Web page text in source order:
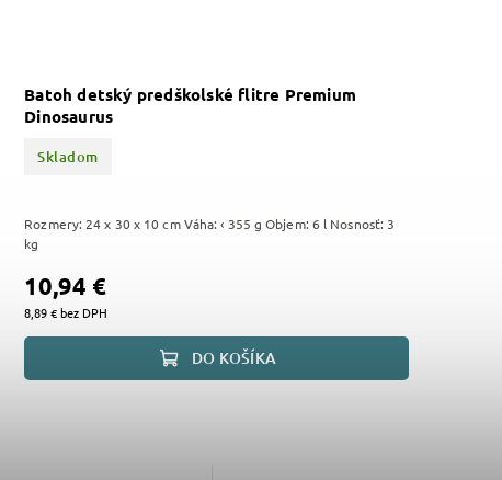
Batoh detský predškolské flitre Premium
Dinosaurus
Skladom
8,89 € bez DPH
10,94 €
DO KOŠÍKA
Rozmery: 24 x 30 x 10 cm Váha: ‹ 355 g Objem: 6 l Nosnosť: 3
kg